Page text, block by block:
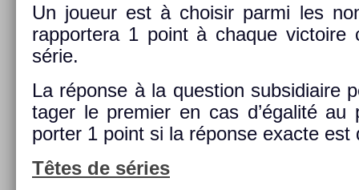
Un joueur est à choisir parmi les
rap­portera 1 point à chaque vic­toire
série.
La réponse à la ques­tion sub­sidiaire
tag­er le pre­mi­er en cas d’égalité
port­er 1 point si la réponse ex­ac­te est
Têtes de séries